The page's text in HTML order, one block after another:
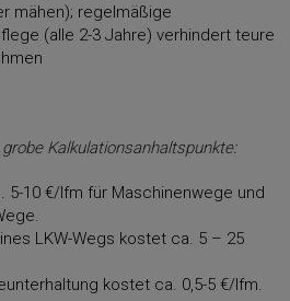
mähen); regelmäßige
(alle 2-3 Jahre) verhindert teure
Kalkulationsanhaltspunkte:
5-10 €/lfm für Maschinenwege und
LKW-Wegs kostet ca. 5 – 25
kostet ca. 0,5-5 €/lfm.